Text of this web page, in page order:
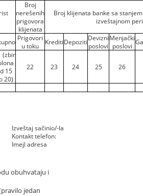
Broj
nerešenih
prigovora
klijenata
Broj klijenata banke sa
izveštajnom
Prigovori
u toku
KreditiDepozitiDevizni
poslovi
Menjački
poslovi
(zbir
15
20)
22 23 24 25 26
Izveštaj sačinio/-la
Kontakt telefon:
Imejl adresa
obuhvataju i
jedan